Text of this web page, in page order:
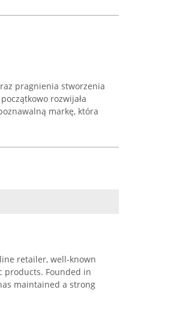
pragnienia stworzenia
rozwijała
markę, która
retailer, well-known
products. Founded in
maintained a strong